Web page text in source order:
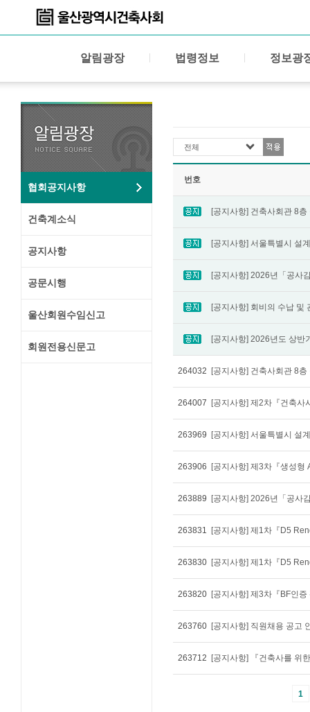
알림광장 법령정보 정보광
협회공지사항
건축계소식
공지사항
공문시행
울산회원수임신고
회원전용신문고
전체
번호
[공지사항] 회비의 수납 및
264032
264007
263969
263906
263889
263831
263830
263820 [공지사항] 제3차『BF인
263760 [공지사항] 직원채용 공고
263712 [공지사항] 『건축사를 위
1